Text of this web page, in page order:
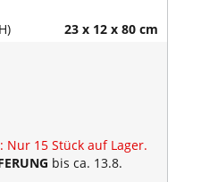
23 x 12 x 80 cm
Nur 15 Stück auf Lager.
bis ca. 13.8.